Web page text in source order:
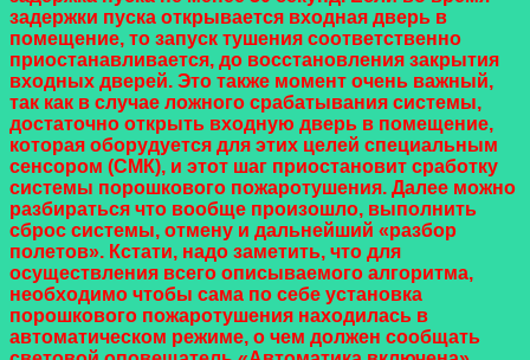
задержки пуска открывается входная дверь в
помещение, то запуск тушения соответственно
приостанавливается, до восстановления закрытия
входных дверей. Это также момент очень важный,
так как в случае ложного срабатывания системы,
достаточно открыть входную дверь в помещение,
которая оборудуется для этих целей специальным
сенсором (СМК), и этот шаг приостановит сработку
системы порошкового пожаротушения. Далее можно
разбираться что вообще произошло, выполнить
сброс системы, отмену и дальнейший «разбор
полетов». Кстати, надо заметить, что для
осуществления всего описываемого алгоритма,
необходимо чтобы сама по себе установка
порошкового пожаротушения находилась в
автоматическом режиме, о чем должен сообщать